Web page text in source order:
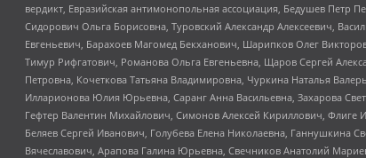
вердикт, Евразийская антимонопольная ассоциация, Бедушев
Сидорович Ольга Борисовна, Туровский Александр Алексеевич,
Евгеньевич, Барахоев Магомед Бекханович, Шарипков Олег
Тимур Рифгатович, Романова Ольга Евгеньевна, Щаров Сергей
Петровна, Кочеткова Татьяна Владимировна, Чуркина Наталья
Илларионова Юлия Юрьевна, Саранг Анна Васильевна, Захарова
Гефтер Валентин Михайлович, Симонов Алексей Кириллович, Флиге
Беляев Сергей Иванович, Голубева Елена Николаевна, Ганнушкина
Вячеславович, Арапова Галина Юрьевна, Свечников Анатолий